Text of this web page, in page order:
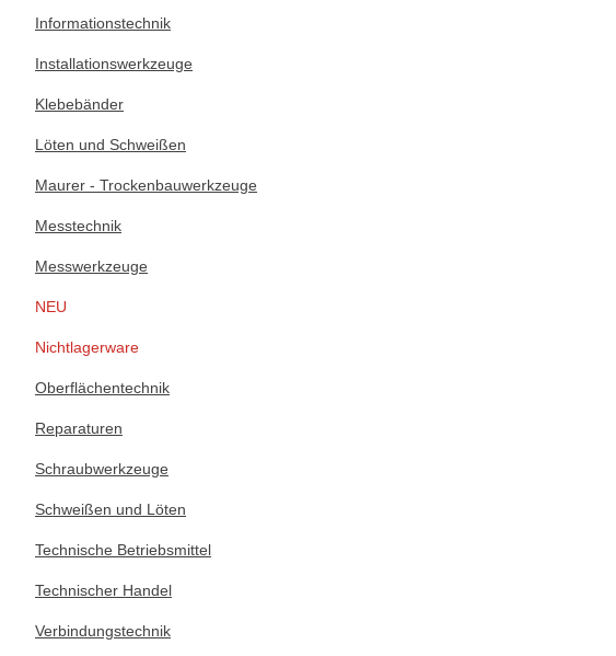
Informationstechnik
Installationswerkzeuge
Klebebänder
Löten und Schweißen
Maurer - Trockenbauwerkzeuge
Messtechnik
Messwerkzeuge
NEU
Nichtlagerware
Oberflächentechnik
Reparaturen
Schraubwerkzeuge
Schweißen und Löten
Technische Betriebsmittel
Technischer Handel
Verbindungstechnik